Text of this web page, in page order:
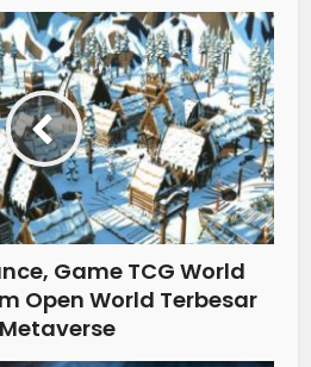
Game TCG World
Open World Terbesar